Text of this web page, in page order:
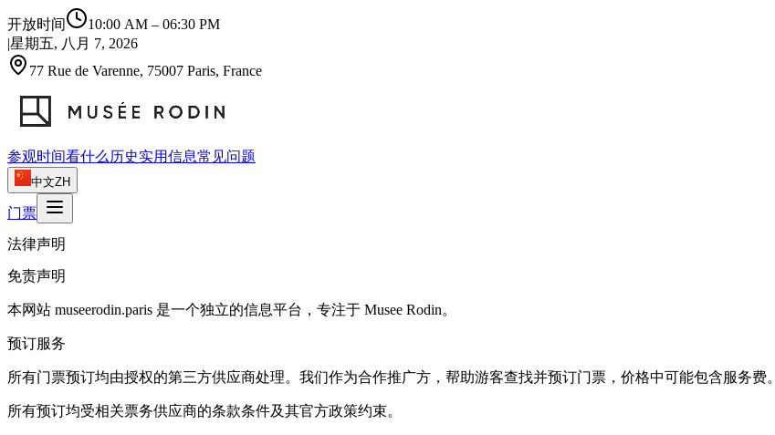
开放时间 10:00 AM – 06:30 PM
|星期五, 八月 7, 2026
77 Rue de Varenne, 75007 Paris, France
参观时间看什么 历史实用信息常见问题
中文ZH
门票
法律声明
免责声明
本网站 museerodin.paris 是一个独立的信息平台，专注于 Musee Rodin。
预订服务
所有门票预订均由授权的第三方供应商处理。我们作为合作推广方，帮助游客查找并预订门票，价格中可能包含服务费。
所有预订均受相关票务供应商的条款条件及其官方政策约束。